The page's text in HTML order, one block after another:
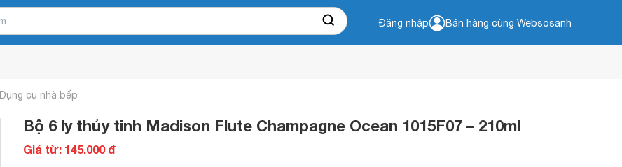
Đăng nhập Bán hàng cùng Websosanh
Dụng cụ nhà bếp
Bộ 6 ly thủy tinh Madison Flute Champagne Ocean 1015F07 – 210ml
Giá từ: 145.000 đ